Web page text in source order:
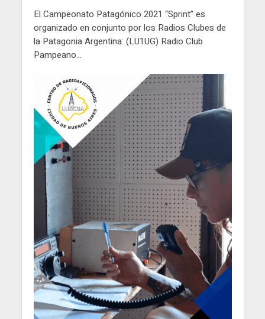
El Campeonato Patagónico 2021 “Sprint” es
organizado en conjunto por los Radios Clubes de
la Patagonia Argentina: (LU1UG) Radio Club
Pampeano...